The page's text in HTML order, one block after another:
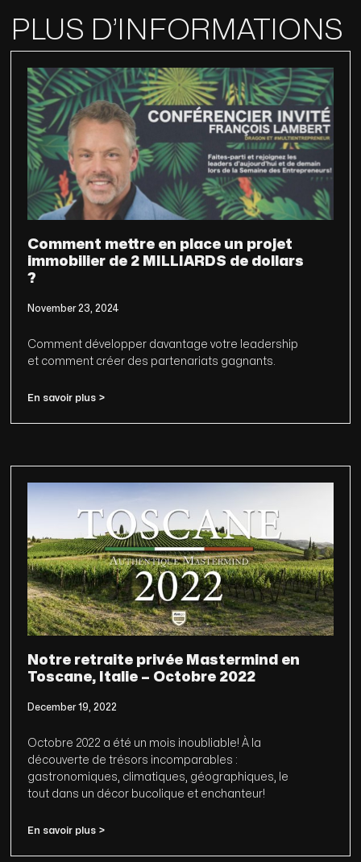
PLUS D’INFORMATIONS
Comment mettre en place un projet
immobilier de 2 MILLIARDS de dollars
?
November 23, 2024
Comment développer davantage votre leadership
et comment créer des partenariats gagnants.
En savoir plus >
Notre retraite privée Mastermind en
Toscane, Italie – Octobre 2022
December 19, 2022
Octobre 2022 a été un mois inoubliable! À la
découverte de trésors incomparables :
gastronomiques, climatiques, géographiques, le
tout dans un décor bucolique et enchanteur!
En savoir plus >